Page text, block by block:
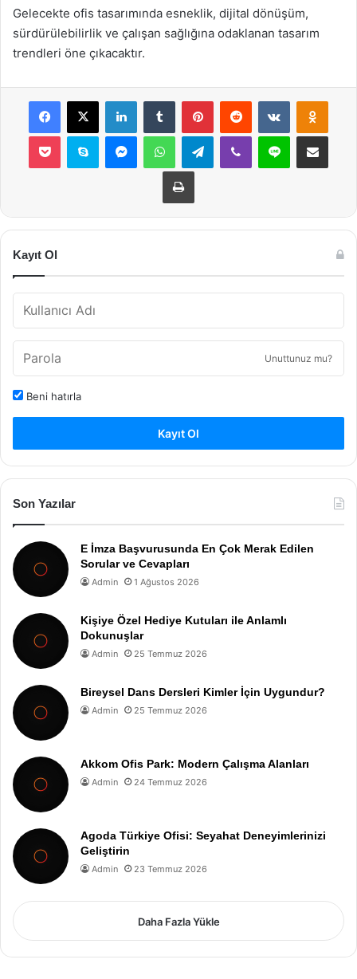
Gelecekte ofis tasarımında esneklik, dijital dönüşüm,
sürdürülebilirlik ve çalışan sağlığına odaklanan tasarım
trendleri öne çıkacaktır.
Facebook
X LinkedInTumblr PinterestReddit VKontakte
Pocket Skype MessengerWhatsAppTelegramViber Line E-Posta ile
Yazdır
Kayıt Ol
Unuttunuz mu?
Beni hatırla
Kayıt Ol
Son Yazılar
E İmza Başvurusunda En Çok Merak Edilen
Sorular ve Cevapları
Admin 1 Ağustos 2026
Kişiye Özel Hediye Kutuları ile Anlamlı
Dokunuşlar
Admin 25 Temmuz 2026
Bireysel Dans Dersleri Kimler İçin Uygundur?
Admin 25 Temmuz 2026
Akkom Ofis Park: Modern Çalışma Alanları
Admin 24 Temmuz 2026
Agoda Türkiye Ofisi: Seyahat Deneyimlerinizi
Geliştirin
Admin 23 Temmuz 2026
Daha Fazla Yükle